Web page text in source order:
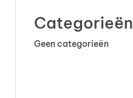
Categorieën
Geen categorieën